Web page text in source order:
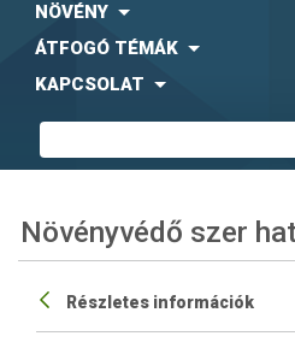
NÖVÉNY
ÁTFOGÓ TÉMÁK
KAPCSOLAT
Növényvédő szer
Részletes információk